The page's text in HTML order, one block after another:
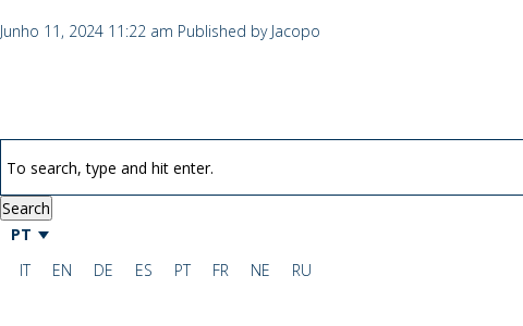
Junho 11, 2024 11:22 am Published by Jacopo
Search
PT
IT
EN DE ES PT FR NE RU